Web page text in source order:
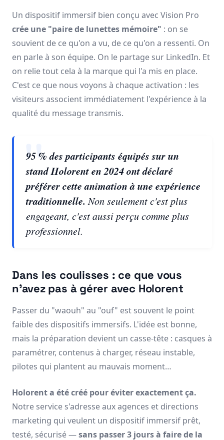
Un dispositif immersif bien conçu avec Vision Pro
crée une "paire de lunettes mémoire" : on se
souvient de ce qu'on a vu, de ce qu'on a ressenti. On
en parle à son équipe. On le partage sur LinkedIn. Et
on relie tout cela à la marque qui l'a mis en place.
C'est ce que nous voyons à chaque activation : les
visiteurs associent immédiatement l'expérience à la
qualité du message transmis.
95 % des participants équipés sur un
stand Holorent en 2024 ont déclaré
préférer cette animation à une expérience
traditionnelle. Non seulement c'est plus
engageant, c'est aussi perçu comme plus
professionnel.
Dans les coulisses : ce que vous
n'avez pas à gérer avec Holorent
Passer du "waouh" au "ouf" est souvent le point
faible des dispositifs immersifs. L'idée est bonne,
mais la préparation devient un casse-tête : casques à
paramétrer, contenus à charger, réseau instable,
pilotes qui plantent au mauvais moment…
Holorent a été créé pour éviter exactement ça.
Notre service s'adresse aux agences et directions
marketing qui veulent un dispositif immersif prêt,
testé, sécurisé —sans passer 3 jours à faire de la